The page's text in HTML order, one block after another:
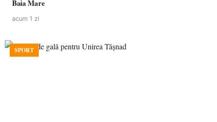
Baia Mare
acum 1 zi
SPORT